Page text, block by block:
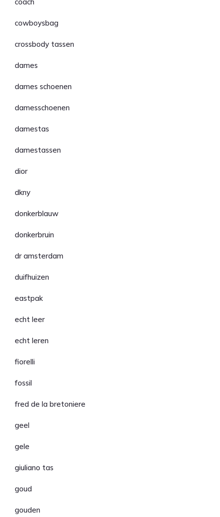
cowboysbag
crossbody tassen
dames
dames schoenen
damesschoenen
damestas
damestassen
dior
dkny
donkerblauw
donkerbruin
dr amsterdam
duifhuizen
eastpak
echt leer
echt leren
fiorelli
fossil
fred de la bretoniere
geel
gele
giuliano tas
goud
gouden